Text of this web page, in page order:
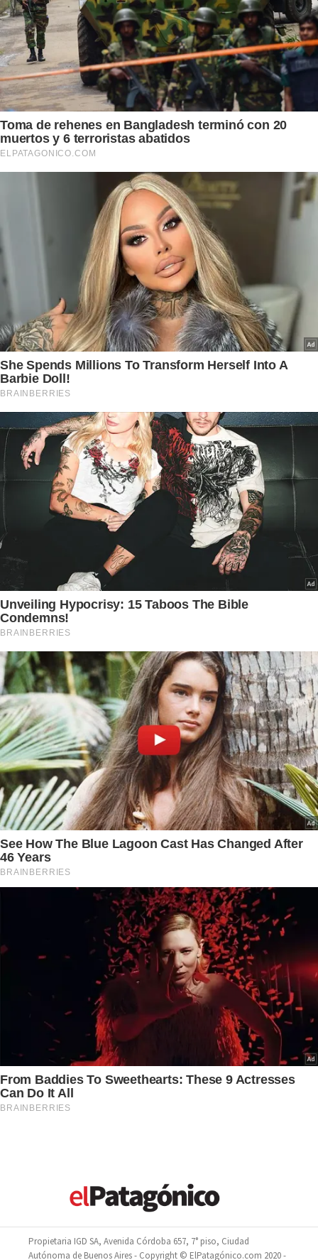
Propietaria IGD SA, Avenida Córdoba 657, 7° piso, Ciudad
Autónoma de Buenos Aires - Copyright © ElPatagónico.com 2020 -